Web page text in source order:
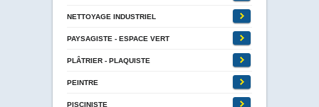
NETTOYAGE INDUSTRIEL
PAYSAGISTE - ESPACE VERT
PLÂTRIER - PLAQUISTE
PEINTRE
PISCINISTE